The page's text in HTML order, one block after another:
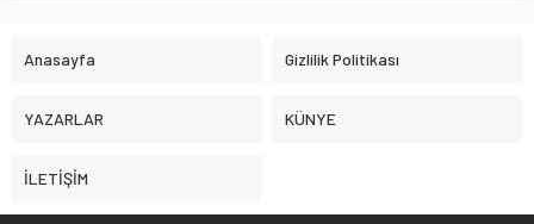
Anasayfa Gizlilik Politikası
YAZARLAR KÜNYE
İLETİŞİM